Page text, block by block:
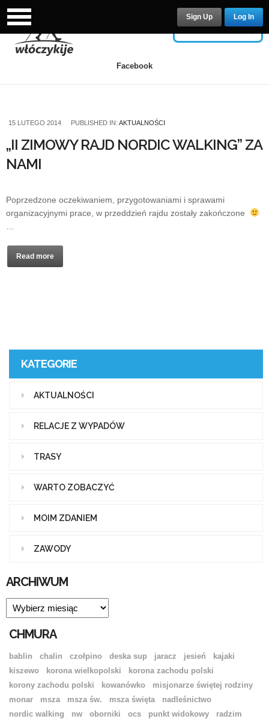
Facebook
Log In
Sign Up
15 LUTEGO 2014 PUBLISHED IN: AKTUALNOŚCI
„II ZIMOWY RAJD NORDIC WALKING” ZA
NAMI
Poprzedzone oczekiwaniem, przygotowaniami i sprawami
organizacyjnymi prace, w przeddzień rajdu zostały zakończone
Read more
KATEGORIE
AKTUALNOŚCI
RELACJE Z WYPADÓW
TRASY
WARTO ZOBACZYĆ
MOIM ZDANIEM
ZAWODY
ARCHIWUM
ARCHIWUM
CHMURA
bablin chalin czołpino deska sup jaracz jesień
kajaki
kiszewo
korona wielkopolski
korona zachodu polski
korony zachodu polski
kowanówko
misjonarze świętej rodziny
monar
msza msza św. msza święta
nadleśnictwo
nordic walking
nw oborniki ocs punkt widokowy
radzim